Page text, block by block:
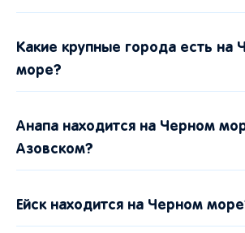
Какие крупные города есть на
море?
Анапа находится на Черном
Азовском?
Ейск находится на Черном